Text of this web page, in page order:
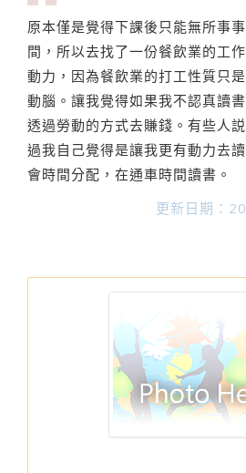
原本僅是覺得下課後只能無所事
間，所以去找了一份餐飲業的工
動力，因為餐飲業的打工性質只
動腦。讓我覺得如果我不認真讀
透過勞動的方式去賺錢。有些人
過我自己覺得是讓我更有動力去
會時間分配，在通車時間讀書。
更新日期：